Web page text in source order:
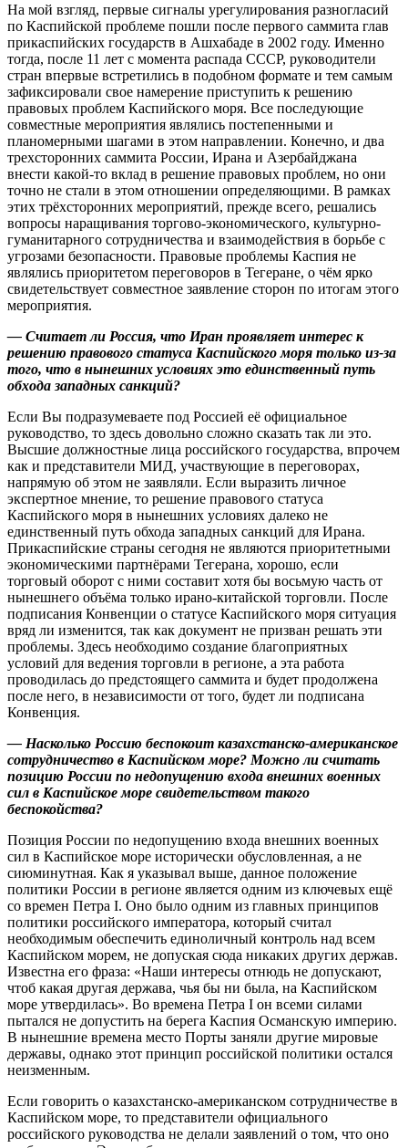
На мой взгляд, первые сигналы урегулирования разногласий
по Каспийской проблеме пошли после первого саммита глав
прикаспийских государств в Ашхабаде в 2002 году. Именно
тогда, после 11 лет с момента распада СССР, руководители
стран впервые встретились в подобном формате и тем самым
зафиксировали свое намерение приступить к решению
правовых проблем Каспийского моря. Все последующие
совместные мероприятия являлись постепенными и
планомерными шагами в этом направлении. Конечно, и два
трехсторонних саммита России, Ирана и Азербайджана
внести какой-то вклад в решение правовых проблем, но они
точно не стали в этом отношении определяющими. В рамках
этих трёхсторонних мероприятий, прежде всего, решались
вопросы наращивания торгово-экономического, культурно-
гуманитарного сотрудничества и взаимодействия в борьбе с
угрозами безопасности. Правовые проблемы Каспия не
являлись приоритетом переговоров в Тегеране, о чём ярко
свидетельствует совместное заявление сторон по итогам этого
мероприятия.
— Считает ли Россия, что Иран проявляет интерес к
решению правового статуса Каспийского моря только из-за
того, что в нынешних условиях это единственный путь
обхода западных санкций?
Если Вы подразумеваете под Россией её официальное
руководство, то здесь довольно сложно сказать так ли это.
Высшие должностные лица российского государства, впрочем
как и представители МИД, участвующие в переговорах,
напрямую об этом не заявляли. Если выразить личное
экспертное мнение, то решение правового статуса
Каспийского моря в нынешних условиях далеко не
единственный путь обхода западных санкций для Ирана.
Прикаспийские страны сегодня не являются приоритетными
экономическими партнёрами Тегерана, хорошо, если
торговый оборот с ними составит хотя бы восьмую часть от
нынешнего объёма только ирано-китайской торговли. После
подписания Конвенции о статусе Каспийского моря ситуация
вряд ли изменится, так как документ не призван решать эти
проблемы. Здесь необходимо создание благоприятных
условий для ведения торговли в регионе, а эта работа
проводилась до предстоящего саммита и будет продолжена
после него, в независимости от того, будет ли подписана
Конвенция.
— Насколько Россию беспокоит казахстанско-американское
сотрудничество в Каспийском море? Можно ли считать
позицию России по недопущению входа внешних военных
сил в Каспийское море свидетельством такого
беспокойства?
Позиция России по недопущению входа внешних военных
сил в Каспийское море исторически обусловленная, а не
сиюминутная. Как я указывал выше, данное положение
политики России в регионе является одним из ключевых ещё
со времен Петра I. Оно было одним из главных принципов
политики российского императора, который считал
необходимым обеспечить единоличный контроль над всем
Каспийском морем, не допуская сюда никаких других держав.
Известна его фраза: «Наши интересы отнюдь не допускают,
чтоб какая другая держава, чья бы ни была, на Каспийском
море утвердилась». Во времена Петра I он всеми силами
пытался не допустить на берега Каспия Османскую империю.
В нынешние времена место Порты заняли другие мировые
державы, однако этот принцип российской политики остался
неизменным.
Если говорить о казахстанско-американском сотрудничестве в
Каспийском море, то представители официального
российского руководства не делали заявлений о том, что оно